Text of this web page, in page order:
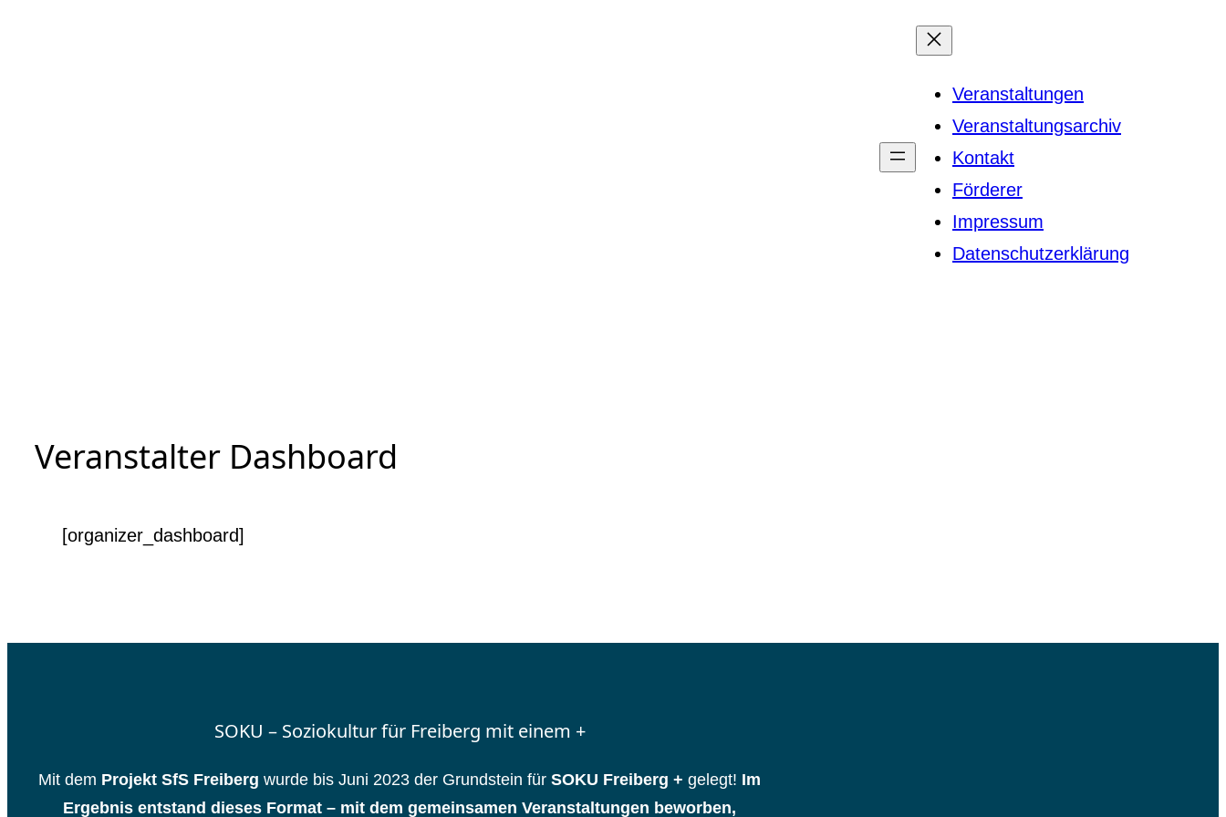
Veranstaltungen
Veranstaltungsarchiv
Kontakt
Förderer
Impressum
Datenschutzerklärung
Veranstalter Dashboard
[organizer_dashboard]
SOKU – Soziokultur für Freiberg mit einem +
Mit dem Projekt SfS Freiberg wurde bis Juni 2023 der Grundstein für SOKU Freiberg + gelegt! Im
Ergebnis entstand dieses Format – mit dem gemeinsamen Veranstaltungen beworben,